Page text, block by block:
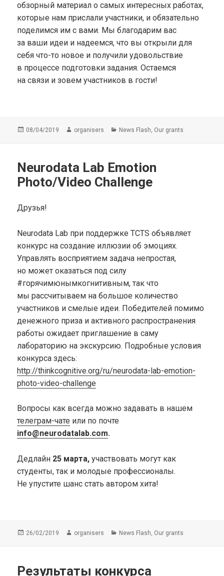
обзорный материал о самых интересных работах,
которые нам прислали участники, и обязательно
поделимся им с вами. Мы благодарим вас
за ваши идеи и надеемся, что вы открыли для
себя что-то новое и получили удовольствие
в процессе подготовки задания. Остаемся
на связи и зовем участников в гости!
Опубликовано
08/04/2019 Автор
organisers Рубрики
News Flash, Our grants
Neurodata Lab Emotion
Photo/Video Challenge
Друзья!
Neurodata Lab при поддержке TCTS объявляет
конкурс на создание иллюзии об эмоциях.
Управлять восприятием задача непростая,
но может оказаться под силу
#горячимюнымкогнитивным, так что
мы рассчитываем на большое количество
участников и смелые идеи. Победителей помимо
денежного приза и активного распространения
работы ожидает приглашение в саму
лабораторию на экскурсию. Подробные условия
конкурса здесь:
http://thinkcognitive.org/ru/neurodata-lab-emotion-
photo-video-challenge
Вопросы как всегда можно задавать в нашем
телеграм-чате или по почте
info@neurodatalab.com.
Дедлайн 25 марта,участвовать могут как
студенты, так и молодые профессионалы.
Не упустите шанс стать автором хита!
Опубликовано
26/02/2019 Автор
organisers Рубрики
News Flash, Our grants
Результаты конкурса